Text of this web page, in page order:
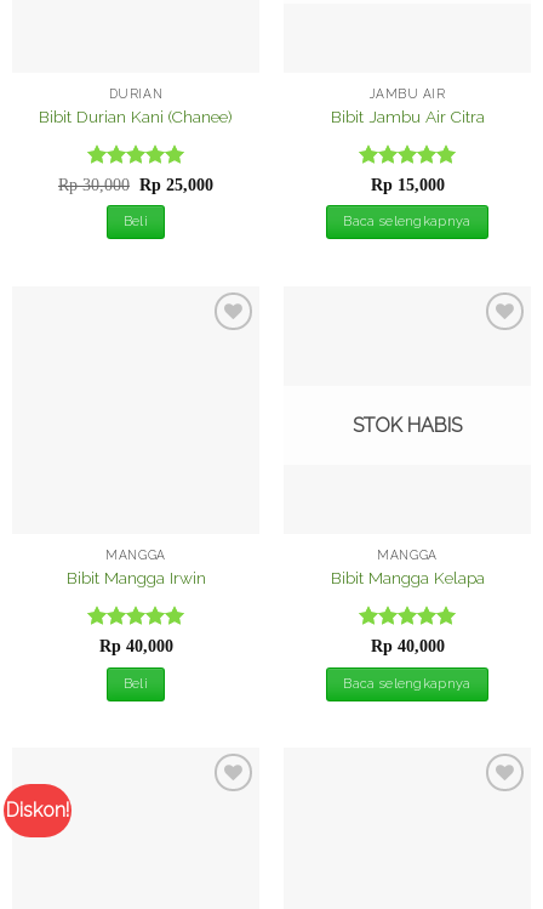
DURIAN
Bibit Durian Kani (Chanee)
Dinilai5
dari 5
Rp30,000 Harga
aslinya
adalah:
Rp 30,000.
Rp 25,000Harga
Beli
JAMBU AIR
Bibit Jambu Air Citra
Dinilai5
dari 5
Rp15,000
Baca selengkapnya
MANGGA
Bibit Mangga Irwin
Dinilai5
dari 5
Rp40,000
Beli
STOK HABIS
MANGGA
Bibit Mangga Kelapa
Dinilai5
dari 5
Rp40,000
Baca selengkapnya
Diskon!